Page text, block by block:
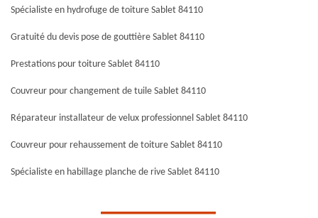
Spécialiste en hydrofuge de toiture Sablet 84110
Gratuité du devis pose de gouttière Sablet 84110
Prestations pour toiture Sablet 84110
Couvreur pour changement de tuile Sablet 84110
Réparateur installateur de velux professionnel Sablet 84110
Couvreur pour rehaussement de toiture Sablet 84110
Spécialiste en habillage planche de rive Sablet 84110